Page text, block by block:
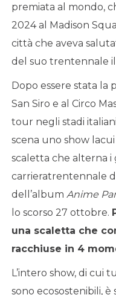
premiata al mondo,
2024 al Madison
città che aveva
del suo trentennale il
Dopo essere stata la
San Siro e al Circo
tour negli stadi
scena uno show
scaletta che alterna i
carrieratrentennale
dell’album Anime
lo scorso 27 ottobre.
una scaletta che
racchiuse in 4
L’intero show, di cui
sono ecosostenibili,